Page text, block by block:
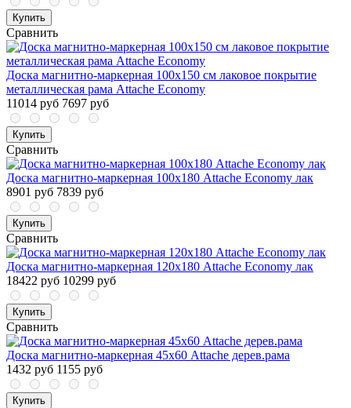
Купить
Сравнить
Доска магнитно-маркерная 100x150 см лаковое покрытие
металлическая рама Attache Economy
11014 руб 7697 руб
Купить
Сравнить
Доска магнитно-маркерная 100х180 Attache Economy лак
8901 руб 7839 руб
Купить
Сравнить
Доска магнитно-маркерная 120х180 Attache Economy лак
18422 руб 10299 руб
Купить
Сравнить
Доска магнитно-маркерная 45х60 Attache дерев.рама
1432 руб 1155 руб
Купить